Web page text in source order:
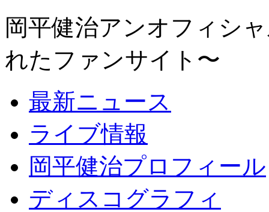
岡平健治アンオフィシ
れたファンサイト〜
最新ニュース
ライブ情報
岡平健治プロフィール
ディスコグラフィ